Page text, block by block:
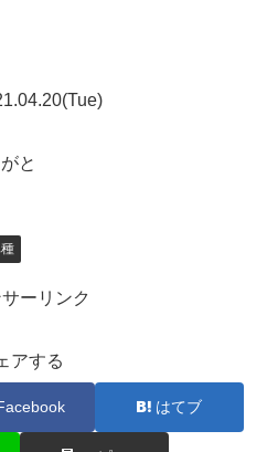
と
ーリンク
アする
はてブ